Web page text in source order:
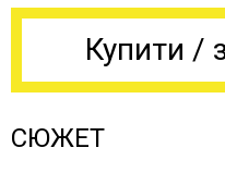
Купити /
СЮЖЕТ